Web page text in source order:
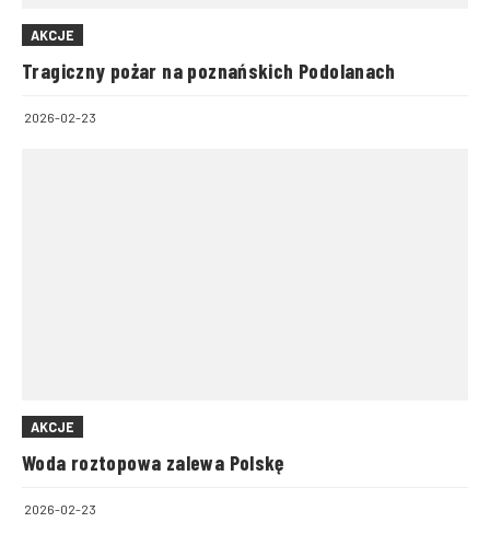
AKCJE
Tragiczny pożar na poznańskich Podolanach
2026-02-23
AKCJE
Woda roztopowa zalewa Polskę
2026-02-23